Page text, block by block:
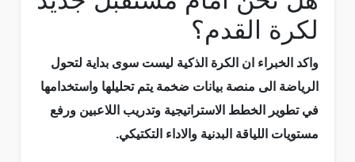
لكرة القدم؟
واكد الخبراء ان الكرة الذكية ليست سوى بداية لتحول
الرياضة الى منصة بيانات ضخمة يتم تحليلها واستخدامها
في تطوير الخطط الاستراتيجية وتدريب اللاعبين ورفع
مستويات اللياقة البدنية والاداء التكتيكي.